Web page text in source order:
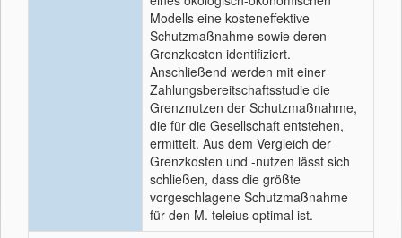
Modells eine kosteneffektive
Schutzmaßnahme sowie deren
Grenzkosten identifiziert.
Anschließend werden mit einer
Zahlungsbereitschaftsstudie die
Grenznutzen der Schutzmaßnahme,
die für die Gesellschaft entstehen,
ermittelt. Aus dem Vergleich der
Grenzkosten und -nutzen lässt sich
schließen, dass die größte
vorgeschlagene Schutzmaßnahme
für den M. teleius optimal ist.